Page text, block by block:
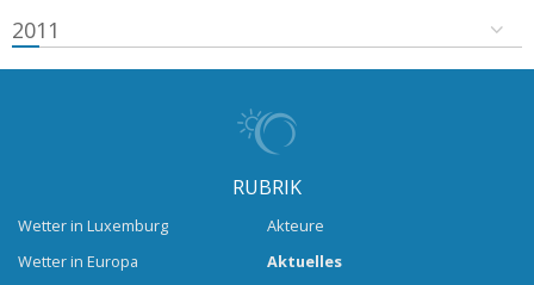
2011
RUBRIK
Wetter in Luxemburg
Wetter in Europa
Akteure
Aktuelles